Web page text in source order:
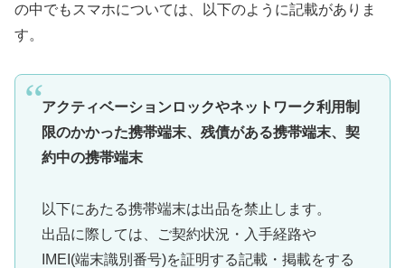
の中でもスマホについては、以下のように記載がありま
す。
アクティベーションロックやネットワーク利用制
限のかかった携帯端末、残債がある携帯端末、契
約中の携帯端末
以下にあたる携帯端末は出品を禁止します。
出品に際しては、ご契約状況・入手経路や
IMEI(端末識別番号)を証明する記載・掲載をする